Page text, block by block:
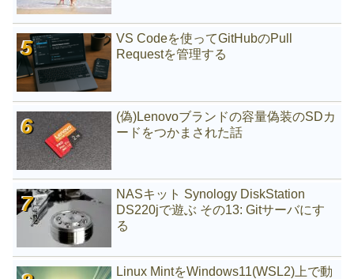
VS Codeを使ってGitHubのPull
Requestを管理する
(偽)Lenovoブランドの容量偽装のSDカ
ードをつかまされた話
NASキット Synology DiskStation
DS220jで遊ぶ その13: Gitサーバにす
る
Linux MintをWindows11(WSL2)上で動